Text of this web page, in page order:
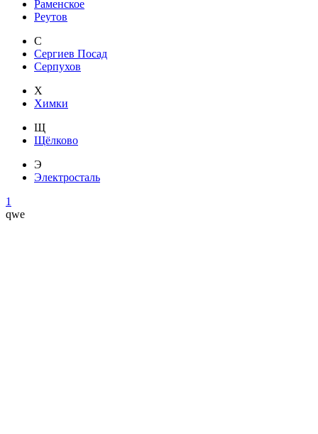
Раменское
Реутов
С
Сергиев Посад
Серпухов
Х
Химки
Щ
Щёлково
Э
Электросталь
1
qwe